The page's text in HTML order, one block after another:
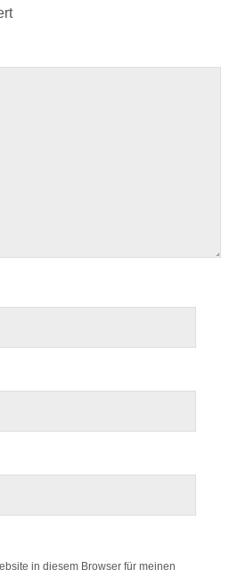
in diesem Browser für meinen